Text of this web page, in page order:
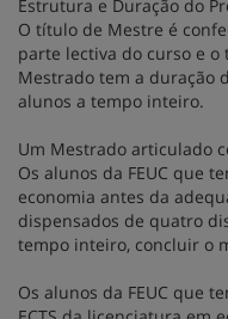
Estrutura e Duração do
O título de Mestre é
parte lectiva do curso e
Mestrado tem a duração
alunos a tempo inteiro.
Um Mestrado articulado
Os alunos da FEUC que
economia antes da
dispensados de quatro
tempo inteiro, concluir o
Os alunos da FEUC que